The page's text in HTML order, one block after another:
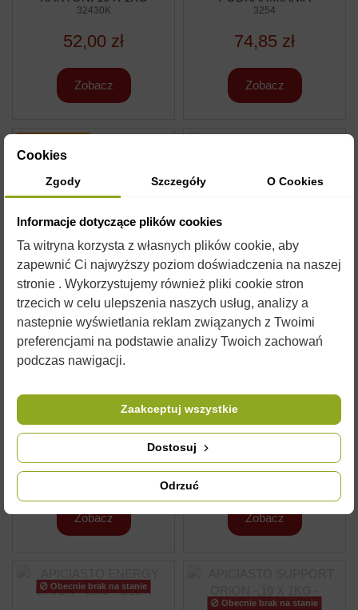
32430K
52,00 zł
Zobacz
PSZCZÓŁ - 15KG
3254
74,85 zł
Zobacz
-14,1%
Obecnie brak na stanie
DIAMANT – FONDANT
Z PREBIOTYKIEM 5KG
D5P
27,49 zł32,00 zł
Zobacz
APIKAND BASIC Z
5,30 zł
Zobacz
Obecnie brak na stanie
CIASTO 1 KG
7,18 zł
Zobacz
APIVITAL2
27,30 zł
Zobacz
Obecnie brak na stanie
Obecnie brak na stanie
Cookies
Zgody Szczegóły O Cookies
Informacje dotyczące plików cookies
Ta witryna korzysta z własnych plików cookie, aby
zapewnić Ci najwyższy poziom doświadczenia na naszej
stronie . Wykorzystujemy również pliki cookie stron
trzecich w celu ulepszenia naszych usług, analizy a
nastepnie wyświetlania reklam związanych z Twoimi
preferencjami na podstawie analizy Twoich zachowań
podczas nawigacji.
Odrzuć
Dostosuj
Zaakceptuj wszystkie